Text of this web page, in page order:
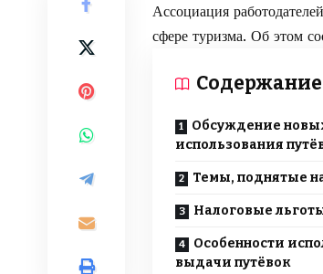
Ассоциация
сфере туризма. Об этом
Содержание
Обсуждение
использования
Темы, поднятые
Налоговые
Особенности
выдачи путёвок